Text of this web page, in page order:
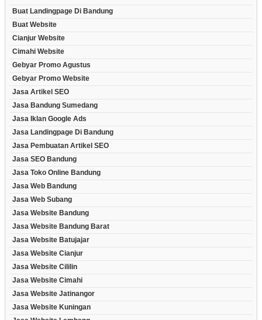
Buat Landingpage Di Bandung
Buat Website
Cianjur Website
Cimahi Website
Gebyar Promo Agustus
Gebyar Promo Website
Jasa Artikel SEO
Jasa Bandung Sumedang
Jasa Iklan Google Ads
Jasa Landingpage Di Bandung
Jasa Pembuatan Artikel SEO
Jasa SEO Bandung
Jasa Toko Online Bandung
Jasa Web Bandung
Jasa Web Subang
Jasa Website Bandung
Jasa Website Bandung Barat
Jasa Website Batujajar
Jasa Website Cianjur
Jasa Website Cililin
Jasa Website Cimahi
Jasa Website Jatinangor
Jasa Website Kuningan